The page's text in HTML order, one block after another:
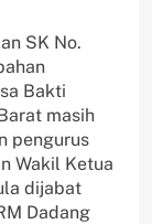
SK No.
Bakti
masih
pengurus
Wakil Ketua
dijabat
Dadang